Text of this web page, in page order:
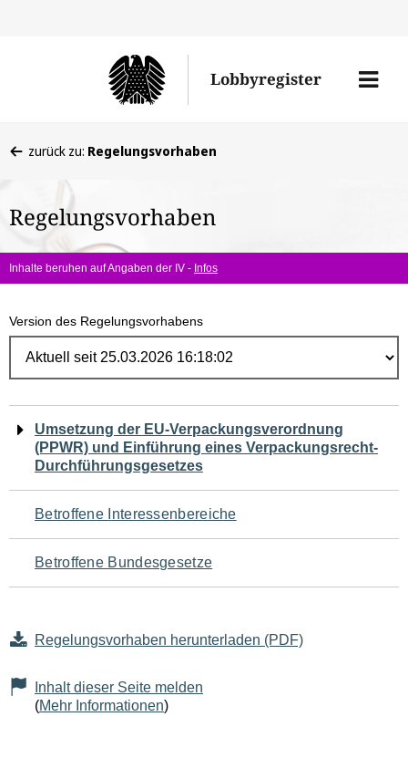
Lobbyregister
Menü
befinden
hier:
zurück zu: Regelungsvorhaben
Regelungsvorhaben
Inhalte beruhen auf Angaben der IV - Infos
Version des Regelungsvorhabens
Navigation
für
den
Seiteninhalt
Umsetzung der EU-Verpackungsverordnung
(PPWR) und Einführung eines Verpackungsrecht-
Durchführungsgesetzes
Betroffene Interessenbereiche
Betroffene Bundesgesetze
Regelungsvorhaben herunterladen (PDF)
Inhalt dieser Seite melden
(Mehr Informationen)